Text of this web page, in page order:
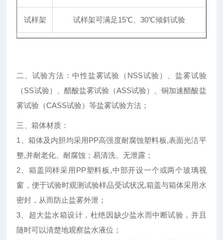
试样架 试样架可满足15℃、30℃倾斜试验
二、试验方法：中性盐雾试验（NSS试验）、盐雾试验
（SS试验）、醋酸盐雾试验（ASS试验）、铜加速醋酸盐
雾试验（CASS试验）等盐雾试验方法；
三、箱体材质：
1、箱体及内胆均采用PP高强度耐腐蚀塑料板,表面光洁平
整,并耐老化、耐腐蚀；易清洗、无泄露；
2、箱盖同样采用PP塑料板,中部开设一个或两个玻璃视
窗，便于试验时观测试验样品受试状况,箱盖与箱体采用水
密封，从而防止盐雾外泄；
3、超大盐水箱设计，杜绝因缺少盐水而中断试验，并且
随时可以清楚地观察盐水液位；